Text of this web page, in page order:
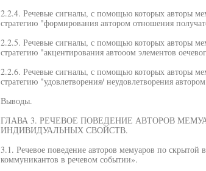
2.2.4. Речевые сигналы, с помощью которых авторы
стратегию "формирования автором отношения
2.2.5. Речевые сигналы, с помощью которых авторы
стратегию "акцентирования автооом элементов
2.2.6. Речевые сигналы, с помощью которых авторы
стратегию "удовлетворения/ неудовлетворения
Выводы.
ГЛАВА 3. РЕЧЕВОЕ ПОВЕДЕНИЕ АВТОРОВ
ИНДИВИДУАЛЬНЫХ СВОЙСТВ.
3.1. Речевое поведение авторов мемуаров по скрытой
коммуникантов в речевом событии».